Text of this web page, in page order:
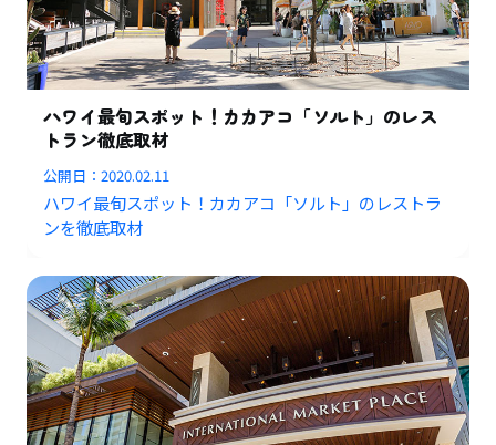
ハワイ最旬スポット！カカアコ「ソルト」のレス
トラン徹底取材
公開日：2020.02.11
ハワイ最旬スポット！カカアコ「ソルト」のレストラ
ンを徹底取材